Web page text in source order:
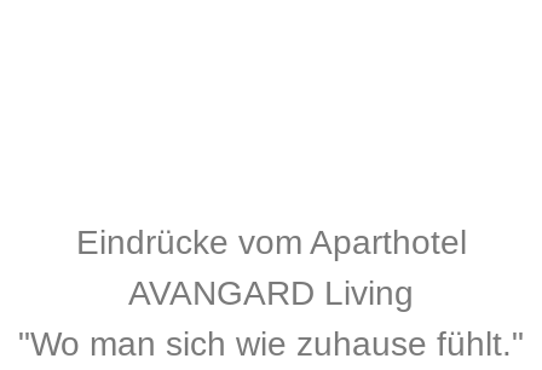
Eindrücke vom Aparthotel
AVANGARD Living
"Wo man sich wie zuhause fühlt."